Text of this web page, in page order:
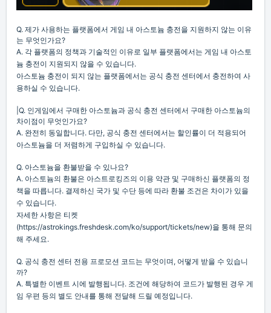
Q. 제가 사용하는 플랫폼에서 게임 내 아스토늄 충전을 지원하지 않는 이유
는 무엇인가요?
A. 각 플랫폼의 정책과 기술적인 이유로 일부 플랫폼에서는 게임 내 아스토
늄 충전이 지원되지 않을 수 있습니다.
아스토늄 충전이 되지 않는 플랫폼에서는 공식 충전 센터에서 충전하여 사
용하실 수 있습니다.
|Q. 인게임에서 구매한 아스토늄과 공식 충전 센터에서 구매한 아스토늄의
차이점이 무엇인가요?
A. 완전히 동일합니다. 다만, 공식 충전 센터에서는 할인률이 더 적용되어
아스토늄을 더 저렴하게 구입하실 수 있습니다.
Q. 아스토늄을 환불받을 수 있나요?
A. 아스토늄의 환불은 아스트로킹즈의 이용 약관 및 구매하신 플랫폼의 정
책을 따릅니다. 결제하신 국가 및 수단 등에 따라 환불 조건은 차이가 있을
수 있습니다.
자세한 사항은 티켓
(https://astrokings.freshdesk.com/ko/support/tickets/new)을 통해 문의
해 주세요.
Q. 공식 충전 센터 전용 프로모션 코드는 무엇이며, 어떻게 받을 수 있습니
까?
A. 특별한 이벤트 시에 발행됩니다. 조건에 해당하여 코드가 발행된 경우 게
임 우편 등의 별도 안내를 통해 전달해 드릴 예정입니다.